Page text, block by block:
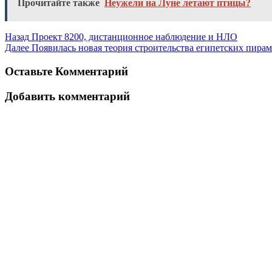
Прочитайте также Неужели на Луне летают птицы?
Назад Проект 8200, дистанционное наблюдение и НЛО
Далее Появилась новая теория строительства египетских
Оставьте Комментарий
Добавить комментарий